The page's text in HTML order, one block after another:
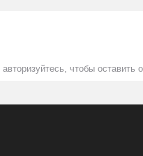
теплового
или бетонного пола;
чтобы оставить